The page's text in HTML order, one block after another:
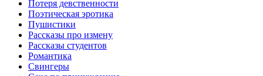
Пoтеря девствeннoсти
Поэтическая эротика
Пушистики
Рассказы про измену
Рассказы студентов
Романтика
Свингеры